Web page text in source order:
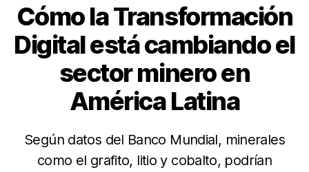
Cómo la Transformación
Digital está cambiando el
sector minero en
América Latina
Según datos del Banco Mundial, minerales
como el grafito, litio y cobalto, podrían